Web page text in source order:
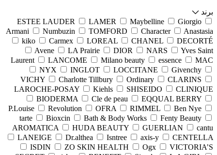
برند
ESTEE LAUDER
LAMER Maybelline
Giorgio
Armani
Numbuzin TOMFORD Character
Anastasia
kiko
Carmex LOREAL CHANEL
DECORTÉ
Avene
LA Prairie DIOR NARS
Yves Saint
Laurent
LANCOME Milano beauty essence
MAC
NYX
INGLOT LOCCITANE
Givenchy
VICHY
Charlotte Tillbury Ordinary
CLARINS
LAROCHE-POSAY
Kiehls SHISEIDO
CLINIQUE
BIODERMA
Cle de peau
EQQUAL BERRY
P.Louise
Revolution OFRA RIMMEL
Ben Nye
tarte
Bioxcin Bath & Body Works
Fenty Beauty
AROMATICA
HUDA BEAUTY GUERLIAN
cantu
LANEIGE
Dr.althea Isntree axis-y
CENTELLA
ISDIN
ZO SKIN HEALTH Ogx
VICTORIA’S